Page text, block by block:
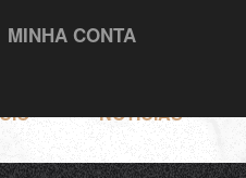
MINHA CONTA
NOTÍCIAS